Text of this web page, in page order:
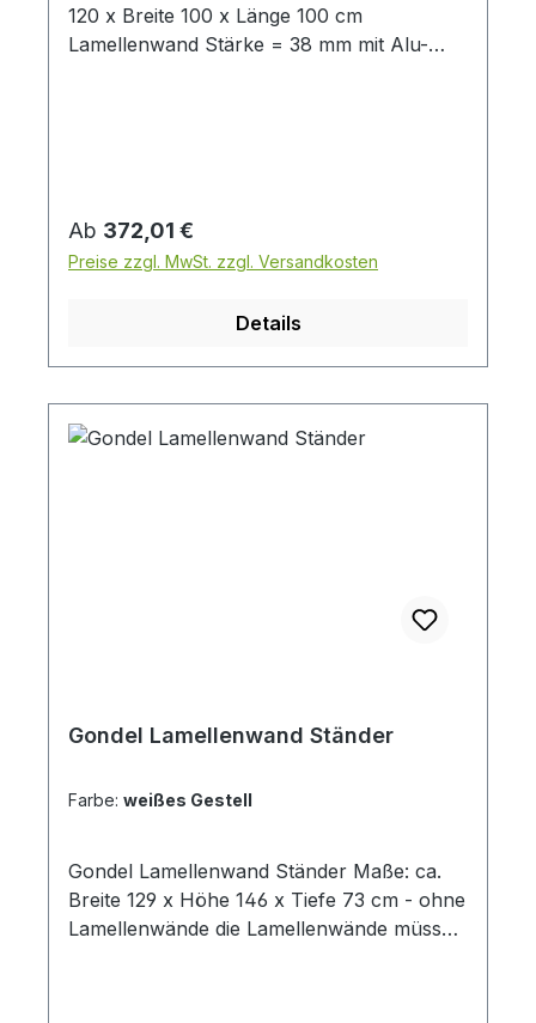
120 x Breite 100 x Länge 100 cm
Lamellenwand Stärke = 38 mm mit Alu-
Regulärer Preis:
Ab 372,01 €
Preise zzgl. MwSt. zzgl. Versandkosten
Details
Gondel Lamellenwand Ständer
Farbe: weißes Gestell
Gondel Lamellenwand Ständer Maße: ca.
Breite 129 x Höhe 146 x Tiefe 73 cm - ohne
Lamellenwände die Lamellenwände müssen